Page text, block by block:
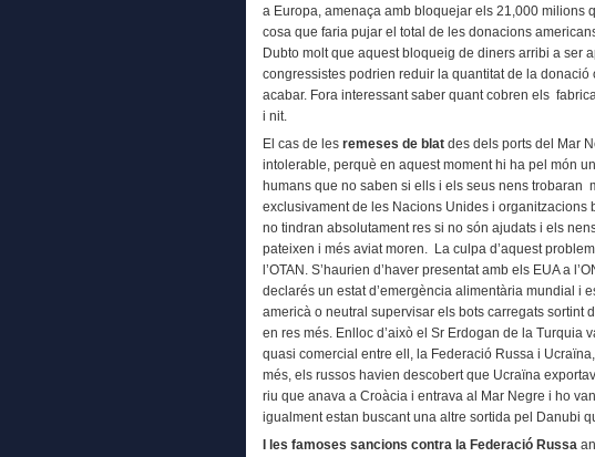
a Europa, amenaça amb bloquejar els 21,000 milions
cosa que faria pujar el total de les donacions
Dubto molt que aquest bloqueig de diners arribi a ser
congressistes podrien reduir la quantitat de la donació
acabar. Fora interessant saber quant cobren els
i nit.
El cas de les remeses de blat des dels ports del Mar
intolerable, perquè en aquest moment hi ha pel món
humans que no saben si ells i els seus nens trobaran
exclusivament de les Nacions Unides i organitzacions
no tindran absolutament res si no són ajudats i els
pateixen i més aviat moren. La culpa d’aquest
l’OTAN. S’haurien d’haver presentat amb els EUA a
declarés un estat d’emergència alimentària mundial i
americà o neutral supervisar els bots carregats sortint
en res més. Enlloc d’això el Sr Erdogan de la Turquia
quasi comercial entre ell, la Federació Russa i
més, els russos havien descobert que Ucraïna
riu que anava a Croàcia i entrava al Mar Negre i ho
igualment estan buscant una altre sortida pel Danubi
I les famoses sancions contra la Federació Russa